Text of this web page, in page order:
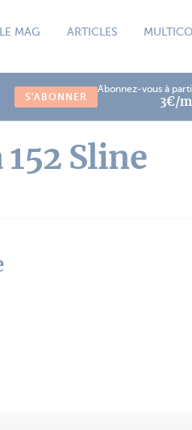
LE MAG ARTICLES
S'ABONNER
Abonnez-vous à
3€/
Sline